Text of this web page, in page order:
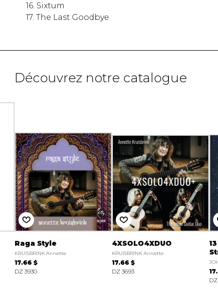
16. Sixtum​​​
17. The Last Goodbye​
Découvrez notre catalogue
Raga Style
KRUISBRINK Annette
17.66 $
DZ 3930
4XSOLO4XDUO
KRUISBRINK Annette
17.66 $
DZ 3693